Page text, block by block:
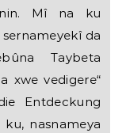
Mî na ku
da
Taybeta
xwe vedigere“
Entdeckung
nasnameya